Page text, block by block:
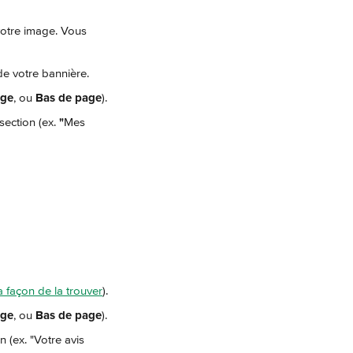
image. Vous
votre bannière.
, ou Bas de page).
(ex. "Mes
façon de la trouver).
, ou Bas de page).
(ex. "Votre avis